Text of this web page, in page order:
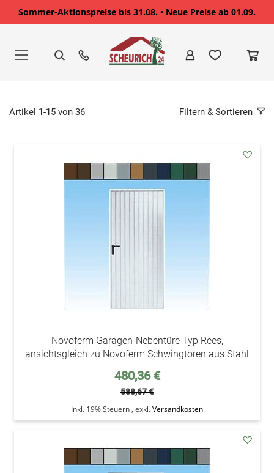
Sommer-Aktionspreise bis 31.08. • Neue Preise ab 01.09.
springen
Artikel 1-15 von 36 Filtern & Sortieren
Novoferm Garagen-Nebentüre Typ Rees,
ansichtsgleich zu Novoferm Schwingtoren aus Stahl
Sonderpreis
480,36 €
588,67 €
Inkl. 19% Steuern , exkl.Versandkosten